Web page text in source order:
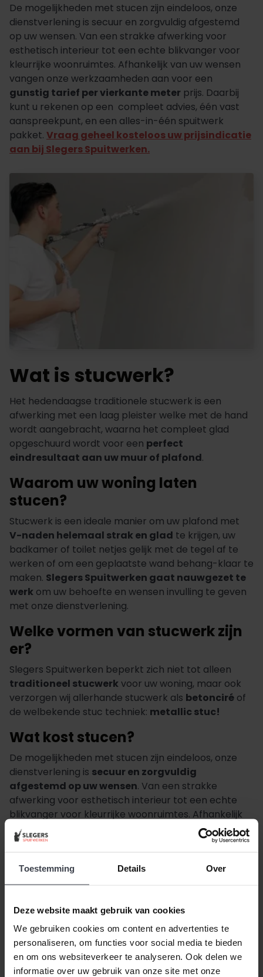
Toestemming Details Over
Deze website maakt gebruik van cookies
We gebruiken cookies om content en advertenties te
personaliseren, om functies voor social media te bieden
en om ons websiteverkeer te analyseren. Ook delen we
informatie over uw gebruik van onze site met onze
De mogelijkheden met stucen zijn eindeloos, onze
dienstverlening is secuur en zorgvuldig afgestemd
op uw wensen. Van een strakke afwerking voor
esthetisch interieur tot een echte blikvanger voor
kleurrijke woonruimtes. Afhankelijk van uw wensen
vangen onze werkzaamheden aan voor een
gunstig tarief per vierkante meter prijs. Daarbij
kunt u rekenen op een compleet advies, één vast
aanspreekpunt, en een alles-in-één spuitwerk
pakket. Vraag geheel kosteloos uw prijsindicatie
aan bij Slegers Spuitwerken.
Wat is stucwerk?
Het hedendaagse traditionele stucwerk is een
afwerking met een laag pleister welke met de hand
wordt aangebracht, waarna het compleet glad
opgeschuurd wordt voor een perfect
eindresultaat aan uw muur of plafond.
Waarom uw woning laten
stucen?
Stucwerk is een ideale manier om uw plafond met
V-naden helemaal strak en glad te krijgen, uw
badkamer of toilet netjes gelijk met de tegel af te
werken of om een geplaatste wand behang-klaar te
maken. Slegers Spuitwerken gaat nauwgezet te
werk om uw behoefte en wensen invulling te geven
met onze dienstverlening.
Welke vormen van stucwerk zijn
er?
Slegers Spuitwerken beperkt zich niet tot alleen
traditioneel stucwerk voor uw woning, maar ook
verzorgen wij allerhande stucwerk als betonciré of
de welbekende stuc techniek: metallic stuc!
Wat kost stucen?
De mogelijkheden met stucen zijn eindeloos, onze
dienstverlening is secuur en zorgvuldig
afgestemd op uw wensen. Van een strakke
afwerking voor esthetisch interieur tot een echte
blikvanger voor kleurrijke woonruimtes. Afhankelijk
van uw wensen vangen onze werkzaamheden aan
voor een
alles-in-1 vierkante meter prijs . Daarbij
aanspreekpunt, en een alles-in-één stuc pakket.
Vraag geheel kosteloos uw prijsindicatie aan bij